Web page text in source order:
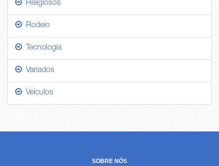
Religiosos
Rodeio
Tecnologia
Variados
Veículos
SOBRE NÓS